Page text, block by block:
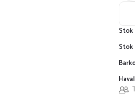
Stok
Stok